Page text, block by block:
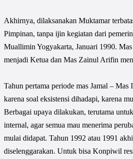
Akhirnya, dilaksanakan Muktamar
Pimpinan, tanpa ijin kegiatan dari
Muallimin Yogyakarta, Januari 1990.
menjadi Ketua dan Mas Zainul Arifin
Tahun pertama periode mas Jamal –
karena soal eksistensi dihadapi, karena
Berbagai upaya dilakukan, terutama
internal, agar semua mau menerima
mulai didapat. Tahun 1992 atau 1991
diselenggarakan. Untuk bisa Konpiwil